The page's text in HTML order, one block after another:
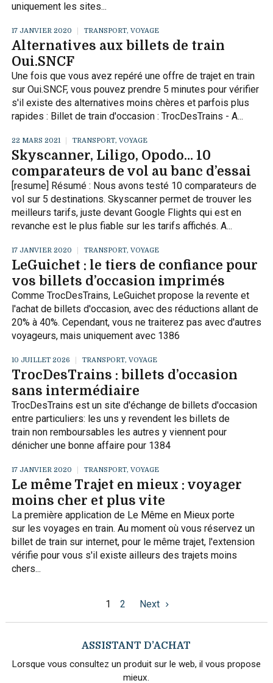
uniquement les sites...
17 JANVIER 2020 TRANSPORT, VOYAGE
Alternatives aux billets de train
Oui.SNCF
Une fois que vous avez repéré une offre de trajet en train
sur Oui.SNCF, vous pouvez prendre 5 minutes pour vérifier
s'il existe des alternatives moins chères et parfois plus
rapides : Billet de train d'occasion : TrocDesTrains - A...
22 MARS 2021 TRANSPORT, VOYAGE
Skyscanner, Liligo, Opodo… 10
comparateurs de vol au banc d’essai
[resume] Résumé : Nous avons testé 10 comparateurs de
vol sur 5 destinations. Skyscanner permet de trouver les
meilleurs tarifs, juste devant Google Flights qui est en
revanche est le plus fiable sur les tarifs affichés. A...
17 JANVIER 2020 TRANSPORT, VOYAGE
LeGuichet : le tiers de confiance pour
vos billets d’occasion imprimés
Comme TrocDesTrains, LeGuichet propose la revente et
l'achat de billets d'occasion, avec des réductions allant de
20% à 40%. Cependant, vous ne traiterez pas avec d'autres
voyageurs, mais uniquement avec 1386
10 JUILLET 2026 TRANSPORT, VOYAGE
TrocDesTrains : billets d’occasion
sans intermédiaire
TrocDesTrains est un site d'échange de billets d'occasion
entre particuliers: les uns y revendent les billets de
train non remboursables les autres y viennent pour
dénicher une bonne affaire pour 1384
17 JANVIER 2020 TRANSPORT, VOYAGE
Le même Trajet en mieux : voyager
moins cher et plus vite
La première application de Le Même en Mieux porte
sur les voyages en train. Au moment où vous réservez un
billet de train sur internet, pour le même trajet, l'extension
vérifie pour vous s'il existe ailleurs des trajets moins
chers...
1 2 Next
ASSISTANT D’ACHAT
Lorsque vous consultez un produit sur le web, il vous propose
mieux.